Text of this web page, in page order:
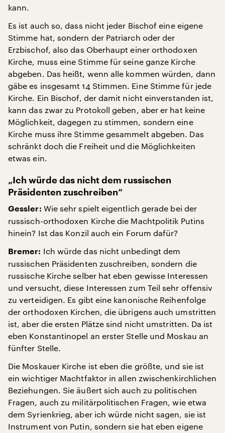
kann.
Es ist auch so, dass nicht jeder Bischof eine eigene
Stimme hat, sondern der Patriarch oder der
Erzbischof, also das Oberhaupt einer orthodoxen
Kirche, muss eine Stimme für seine ganze Kirche
abgeben. Das heißt, wenn alle kommen würden, dann
gäbe es insgesamt 14 Stimmen. Eine Stimme für jede
Kirche. Ein Bischof, der damit nicht einverstanden ist,
kann das zwar zu Protokoll geben, aber er hat keine
Möglichkeit, dagegen zu stimmen, sondern eine
Kirche muss ihre Stimme gesammelt abgeben. Das
schränkt doch die Freiheit und die Möglichkeiten
etwas ein.
„Ich würde das nicht dem russischen
Präsidenten zuschreiben“
Gessler: Wie sehr spielt eigentlich gerade bei der
russisch-orthodoxen Kirche die Machtpolitik Putins
hinein? Ist das Konzil auch ein Forum dafür?
Bremer: Ich würde das nicht unbedingt dem
russischen Präsidenten zuschreiben, sondern die
russische Kirche selber hat eben gewisse Interessen
und versucht, diese Interessen zum Teil sehr offensiv
zu verteidigen. Es gibt eine kanonische Reihenfolge
der orthodoxen Kirchen, die übrigens auch umstritten
ist, aber die ersten Plätze sind nicht umstritten. Da ist
eben Konstantinopel an erster Stelle und Moskau an
fünfter Stelle.
Die Moskauer Kirche ist eben die größte, und sie ist
ein wichtiger Machtfaktor in allen zwischenkirchlichen
Beziehungen. Sie äußert sich auch zu politischen
Fragen, auch zu militärpolitischen Fragen, wie etwa
dem Syrienkrieg, aber ich würde nicht sagen, sie ist
Instrument von Putin, sondern sie hat eben eigene